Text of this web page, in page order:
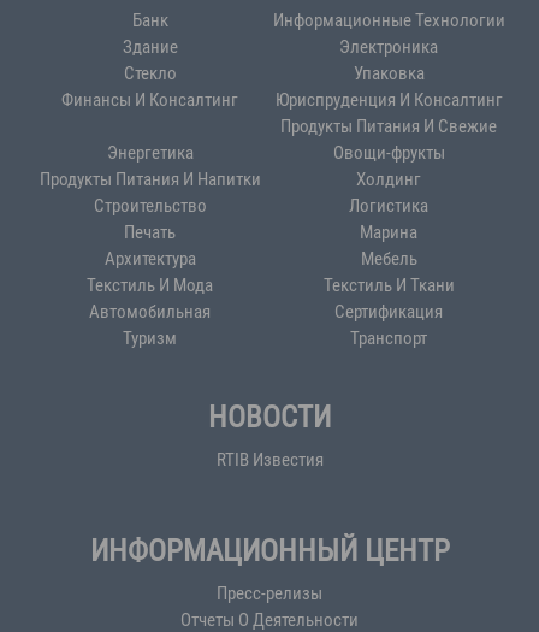
Банк
Информационные Технологии
Здание
Электроника
Стекло
Упаковка
Финансы И Консалтинг
Юриспруденция И Консалтинг
Энергетика
Продукты Питания И Свежие
Овощи-фрукты
Продукты Питания И Напитки
Холдинг
Строительство
Логистика
Печать
Марина
Архитектура
Мебель
Текстиль И Мода
Текстиль И Ткани
Автомобильная
Сертификация
Туризм
Транспорт
НОВОСТИ
RTIB Известия
ИНФОРМАЦИОННЫЙ ЦЕНТР
Пресс-релизы
Отчеты О Деятельности